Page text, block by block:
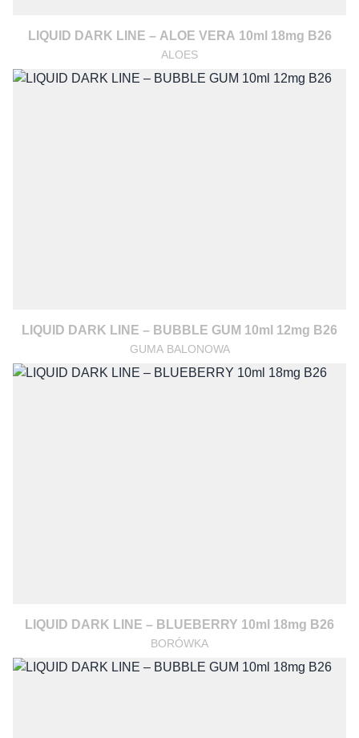
LIQUID DARK LINE – ALOE VERA 10ml 18mg B26
ALOES
LIQUID DARK LINE – BUBBLE GUM 10ml 12mg B26
GUMA BALONOWA
LIQUID DARK LINE – BLUEBERRY 10ml 18mg B26
BORÓWKA